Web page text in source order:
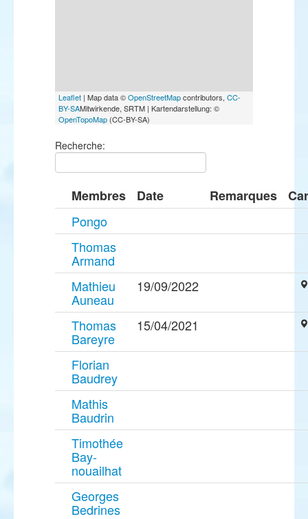
Leaflet | Map data ©OpenStreetMapcontributors, CC-
BY-SAMitwirkende, SRTM | Kartendarstellung: ©
OpenTopoMap (CC-BY-SA)
Recherche:
Membres Date Remarques
Pongo
Thomas
Armand
Mathieu
Auneau
19/09/2022
Thomas
Bareyre
15/04/2021
Florian
Baudrey
Mathis
Baudrin
Timothée
Bay-
nouailhat
Georges
Bedrines